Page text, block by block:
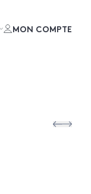
MON COMPTE